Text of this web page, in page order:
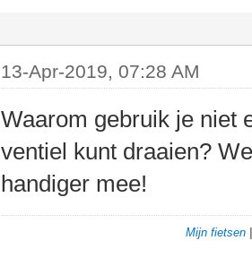
13-Apr-2019, 07:28 AM
Waarom gebruik je niet
ventiel kunt draaien?
handiger mee!
Mijn fietsen